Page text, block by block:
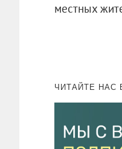
местных
ЧИТАЙТЕ НАС